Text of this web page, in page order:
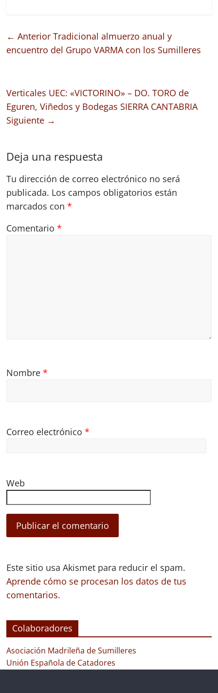
← Anterior Tradicional almuerzo anual y
encuentro del Grupo VARMA con los Sumilleres
Verticales UEC: «VICTORINO» – DO. TORO de
Eguren, Viñedos y Bodegas SIERRA CANTABRIA
Siguiente →
Deja una respuesta
Tu dirección de correo electrónico no será
publicada. Los campos obligatorios están
marcados con*
Comentario*
Nombre*
Correo electrónico*
Web
Este sitio usa Akismet para reducir el spam.
Aprende cómo se procesan los datos de tus
comentarios.
Colaboradores
Asociación Madrileña de Sumilleres
Unión Española de Catadores